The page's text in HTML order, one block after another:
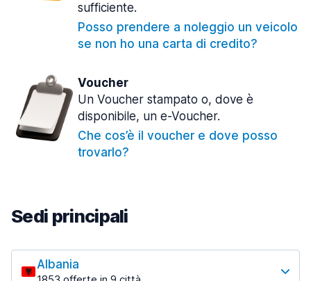
sufficiente.
Posso prendere a noleggio un veicolo
se non ho una carta di credito?
Voucher
Un Voucher stampato o, dove è
disponibile, un e-Voucher.
Che cos’è il voucher e dove posso
trovarlo?
Sedi principali
Albania